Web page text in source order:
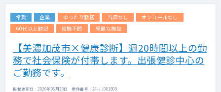
常勤 企業 ゆったり勤務 当直なし
オンコールなし
60代以上歓迎
経験不問 綺麗な施設
【美濃加茂市×健康診断】週20時間以上の勤
務で社会保険が付帯します。出張健診中心の
ご勤務です。
掲載更新日 : 2026年06月23日 案件番号 : 24-JJ001805